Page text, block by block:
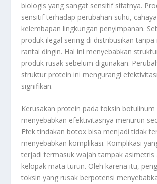
biologis yang sangat sensitif sifatnya.
sensitif terhadap perubahan suhu,
kelembapan lingkungan penyimpanan.
produk ilegal sering di distribusikan tanpa
rantai dingin. Hal ini menyebabkan
produk rusak sebelum digunakan.
struktur protein ini mengurangi
signifikan.
Kerusakan protein pada toksin
menyebabkan efektivitasnya menurun
Efek tindakan botox bisa menjadi tidak
menyebabkan komplikasi. Komplikasi
terjadi termasuk wajah tampak asimetris
kelopak mata turun. Oleh karena itu,
toksin yang rusak berpotensi